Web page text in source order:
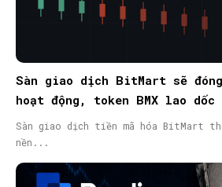
Sàn giao dịch BitMart sẽ
hoạt động, token BMX lao dốc
Sàn giao dịch tiền mã hóa BitMart
nền...